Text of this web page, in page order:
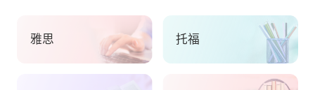
雅思 托福